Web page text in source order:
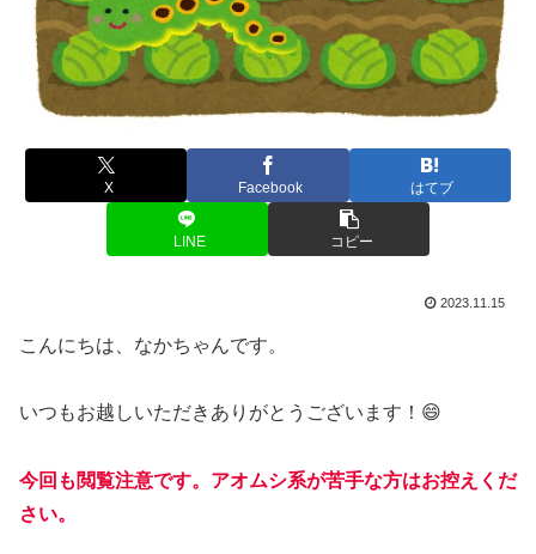
X Facebook はてブ
LINE コピー
2023.11.15
こんにちは、なかちゃんです。
いつもお越しいただきありがとうございます！😄
今回も閲覧注意です。アオムシ系が苦手な方はお控えくだ
さい。